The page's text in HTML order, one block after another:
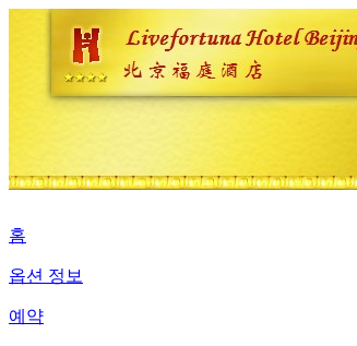
홈
옵션 정보
예약